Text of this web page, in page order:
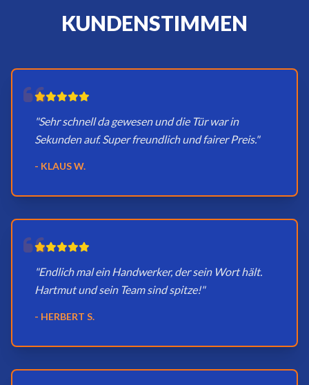
KUNDENSTIMMEN
"Sehr schnell da gewesen und die Tür war in
Sekunden auf. Super freundlich und fairer Preis."
- KLAUS W.
"Endlich mal ein Handwerker, der sein Wort hält.
Hartmut und sein Team sind spitze!"
- HERBERT S.